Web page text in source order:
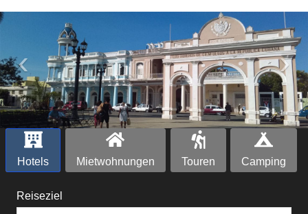
‹ ›
Hotels Mietwohnungen Touren Camping
Reiseziel